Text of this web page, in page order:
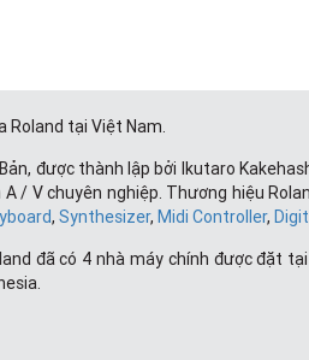
Roland tại Việt Nam.
được thành lập bởi Ikutaro
V chuyên nghiệp. Thương hiệu
, Synthesizer, Midi Controller,
đã có 4 nhà máy chính được đặt